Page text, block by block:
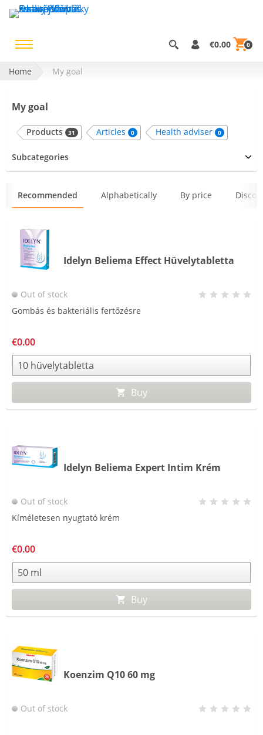
€0.00 0
Home My goal
My goal
Products 31 Articles 0 Health adviser 0
Subcategories
Recommended Alphabetically By price
Idelyn Beliema Effect Hüvelytabletta
Out of stock
Gombás és bakteriális fertőzésre
€0.00
Buy
Idelyn Beliema Expert Intim Krém
Out of stock
Kíméletesen nyugtató krém
€0.00
Buy
Koenzim Q10 60 mg
Out of stock